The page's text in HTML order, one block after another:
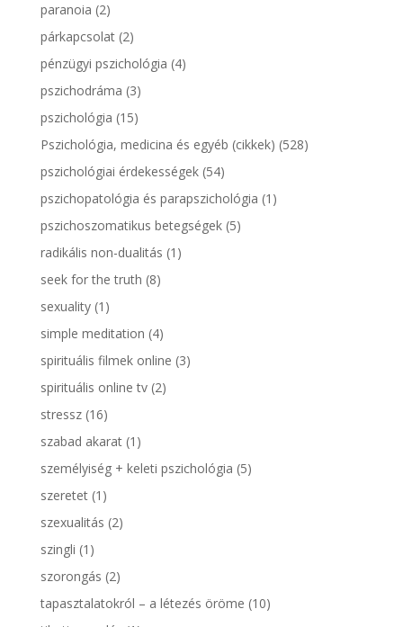
paranoia (2)
párkapcsolat(2)
pénzügyi pszichológia (4)
pszichodráma (3)
pszichológia (15)
Pszichológia, medicina és egyéb (cikkek) (528)
pszichológiai érdekességek(54)
pszichopatológia és parapszichológia (1)
pszichoszomatikus betegségek(5)
radikális non-dualitás (1)
seek for the truth (8)
sexuality(1)
simple meditation (4)
spirituális filmek online (3)
spirituális online tv(2)
stressz(16)
szabad akarat(1)
személyiség + keleti pszichológia (5)
szeretet(1)
szexualitás (2)
szingli (1)
szorongás (2)
tapasztalatokról – a létezés öröme (10)